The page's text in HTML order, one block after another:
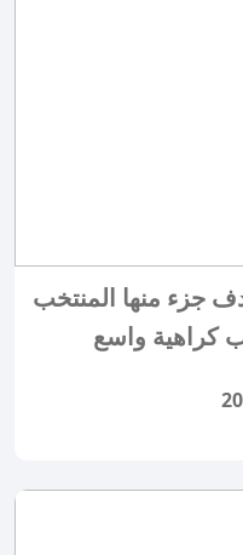
جزء منها المنتخب
كراهية واسع